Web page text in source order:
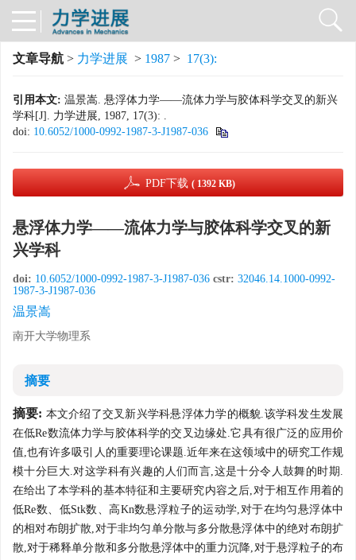
文章导航 > 力学进展 > 1987 > 17(3):
引用本文: 温景嵩. 悬浮体力学——流体力学与胶体科学交叉的新兴
学科[J]. 力学进展, 1987, 17(3): .
doi: 10.6052/1000-0992-1987-3-J1987-036
PDF下载 ( 1392 KB)
悬浮体力学——流体力学与胶体科学交叉的新
兴学科
doi: 10.6052/1000-0992-1987-3-J1987-036 cstr: 32046.14.1000-0992-
1987-3-J1987-036
温景嵩
南开大学物理系
摘要
摘要: 本文介绍了交叉新兴学科悬浮体力学的概貌.该学科发生发展
在低Re数流体力学与胶体科学的交叉边缘处.它具有很广泛的应用价
值,也有许多吸引人的重要理论课题.近年来在这领域中的研究工作规
模十分巨大.对这学科有兴趣的人们而言,这是十分令人鼓舞的时期.
在给出了本学科的基本特征和主要研究内容之后,对于相互作用着的
低Re数、低Stk数、高Kn数悬浮粒子的运动学,对于在均匀悬浮体中
的相对布朗扩散,对于非均匀单分散与多分散悬浮体中的绝对布朗扩
散,对于稀释单分散和多分散悬浮体中的重力沉降,对于悬浮粒子的布